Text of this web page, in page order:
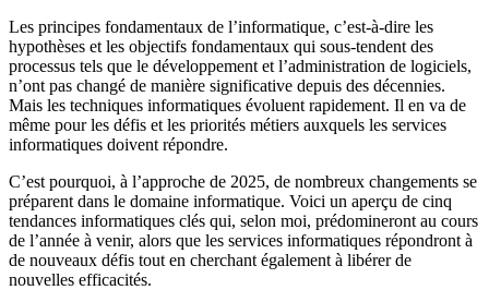
Les principes fondamentaux de l’informatique, c’est-à-dire les
hypothèses et les objectifs fondamentaux qui sous-tendent des
processus tels que le développement et l’administration de logiciels,
n’ont pas changé de manière significative depuis des décennies.
Mais les techniques informatiques évoluent rapidement. Il en va de
même pour les défis et les priorités métiers auxquels les services
informatiques doivent répondre.
C’est pourquoi, à l’approche de 2025, de nombreux changements se
préparent dans le domaine informatique. Voici un aperçu de cinq
tendances informatiques clés qui, selon moi, prédomineront au cours
de l’année à venir, alors que les services informatiques répondront à
de nouveaux défis tout en cherchant également à libérer de
nouvelles efficacités.